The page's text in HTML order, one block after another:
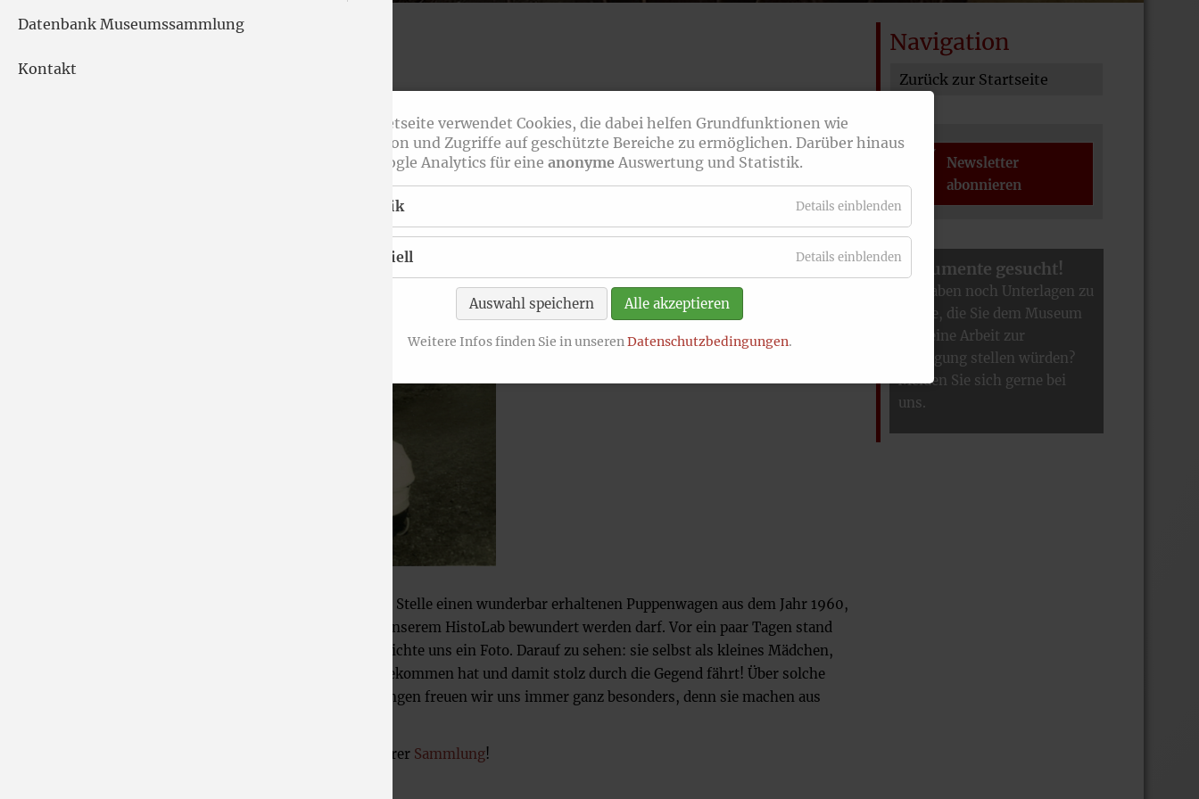
Vor einigen Wochen präsentierten wir an dieser Stelle einen wunderbar erhaltenen Puppenwagen aus dem Jahr 1960,
der uns geschenkt worden war und der nun in unserem HistoLab bewundert werden darf. Vor ein paar Tagen stand
die ehemalige Besitzerin vor der Tür und überreichte uns ein Foto. Darauf zu sehen: sie selbst als kleines Mädchen,
das gerade besagten Puppenwagen geschenkt bekommen hat und damit stolz durch die Gegend fährt! Über solche
persönlichen Geschichten, Bilder und Erinnerungen freuen wir uns immer ganz besonders, denn sie machen aus
in unserer Sammlung!
Navigation
Zurück zur Startseite
Newsletter
abonnieren
Dokumente gesucht!
Sie haben noch Unterlagen zu
Hause, die Sie dem Museum
für seine Arbeit zur
Verfügung stellen würden?
Melden Sie sich gerne bei
uns.
Unsere Internetseite verwendet Cookies, die dabei helfen Grundfunktionen wie
Seitennavigation und Zugriffe auf geschützte Bereiche zu ermöglichen. Darüber hinaus
nutzen wir Google Analytics für eine anonyme Auswertung und Statistik.
Statistik Details einblenden
Essenziell Details einblenden
Auswahl speichern Alle akzeptieren
Weitere Infos finden Sie in unseren Datenschutzbedingungen.
Datenbank Museumssammlung
Kontakt